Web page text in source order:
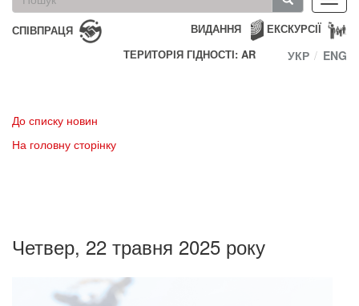
форма
Пошук
СПІВПРАЦЯ ЕКСКУРСІЇ
ВИДАННЯ
ТЕРИТОРІЯ ГІДНОСТІ: AR
УКР ENG
До списку новин
На головну сторінку
Четвер, 22 травня 2025 року